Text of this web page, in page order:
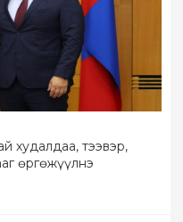
худалдаа, тээвэр,
өргөжүүлнэ